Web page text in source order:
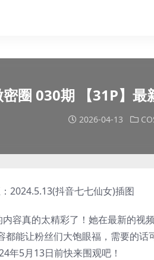
圈 030期 【31P】
2026-04-13
容真的太精彩了！她在最新的视
能让粉丝们大饱眼福，需要的话
年5月13日前快来围观吧！